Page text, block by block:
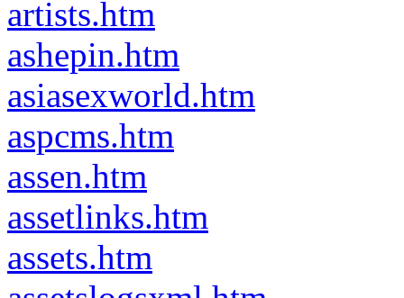
artists.htm
ashepin.htm
asiasexworld.htm
aspcms.htm
assen.htm
assetlinks.htm
assets.htm